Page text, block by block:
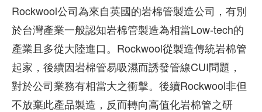
Rockwool公司為來自英國的岩棉管製造公司，有別
於台灣產業一般認知岩棉管製造為相當Low-tech的
產業且多從大陸進口。Rockwool從製造傳統岩棉管
起家，後續因岩棉管易吸濕而誘發管線CUI問題，
對於公司業務有相當大之衝擊。後續Rockwool非但
不放棄此產品製造，反而轉向高值化岩棉管之研